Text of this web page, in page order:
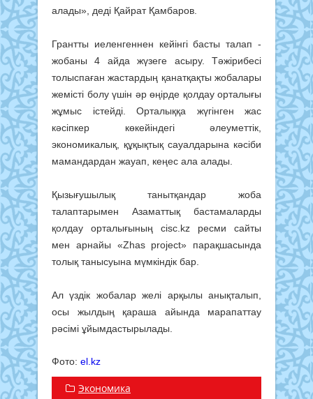
алады», деді Қайрат Қамбаров.
Грантты иеленгеннен кейінгі басты талап -
жобаны 4 айда жүзеге асыру. Тәжірибесі
толыспаған жастардың қанатқақты жобалары
жемісті болу үшін әр өңірде қолдау орталығы
жұмыс істейді. Орталыққа жүгінген жас
кәсіпкер көкейіндегі әлеуметтік,
экономикалық, құқықтық сауалдарына кәсіби
мамандардан жауап, кеңес ала алады.
Қызығушылық танытқандар жоба
талаптарымен Азаматтық бастамаларды
қолдау орталығының cisc.kz ресми сайты
мен арнайы «Zhas project» парақшасында
толық танысуына мүмкіндік бар.
Ал үздік жобалар желі арқылы анықталып,
осы жылдың қараша айында марапаттау
рәсімі ұйымдастырылады.
Фото: el.kz
Экономика